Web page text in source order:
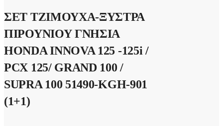
ΣΕΤ ΤΖΙΜΟΥΧΑ-ΞΥΣΤΡΑ
ΠΙΡΟΥΝΙΟΥ ΓΝΗΣΙΑ
HONDA INNOVA 125 -125i /
PCX 125/ GRAND 100 /
SUPRA 100 51490-KGH-901
(1+1)